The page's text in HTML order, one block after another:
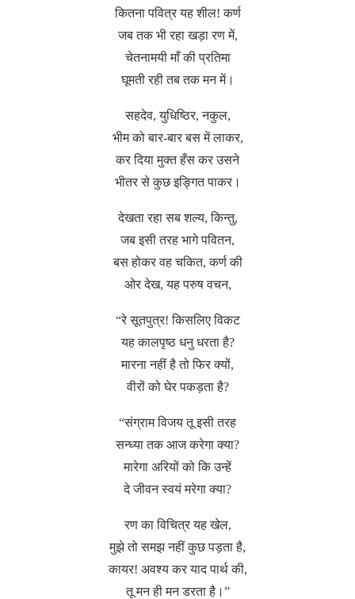
कितना पवित्र यह शील! कर्ण
जब तक भी रहा खड़ा रण में,
चेतनामयी माँ की प्रतिमा
घूमती रही तब तक मन में।
सहदेव, युधिष्ठिर, नकुल,
भीम को बार-बार बस में लाकर,
कर दिया मुक्त हँस कर उसने
भीतर से कुछ इङ्गित पाकर।
देखता रहा सब शल्य, किन्तु,
जब इसी तरह भागे पवितन,
बस होकर वह चकित, कर्ण की
ओर देख, यह परुष वचन,
“रे सूतपुत्र! किसलिए विकट
यह कालपृष्ठ धनु धरता है?
मारना नहीं है तो फिर क्यों,
वीरों को घेर पकड़ता है?
“संग्राम विजय तू इसी तरह
सन्ध्या तक आज करेगा क्या?
मारेगा अरियों को कि उन्हें
दे जीवन स्वयं मरेगा क्या?
रण का विचित्र यह खेल,
मुझे तो समझ नहीं कुछ पड़ता है,
कायर! अवश्य कर याद पार्थ की,
तू मन ही मन डरता है।”